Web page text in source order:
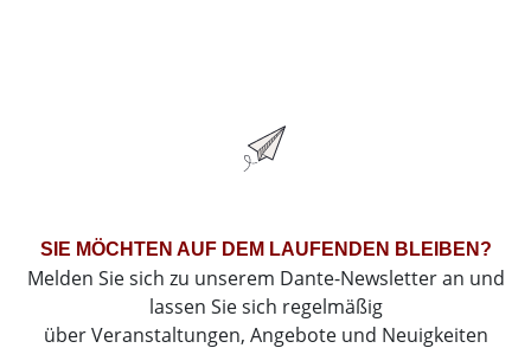
SIE MÖCHTEN AUF DEM LAUFENDEN BLEIBEN?
Melden Sie sich zu unserem Dante-Newsletter an und
lassen Sie sich regelmäßig
über Veranstaltungen, Angebote und Neuigkeiten